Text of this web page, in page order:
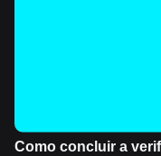
Como concluir a